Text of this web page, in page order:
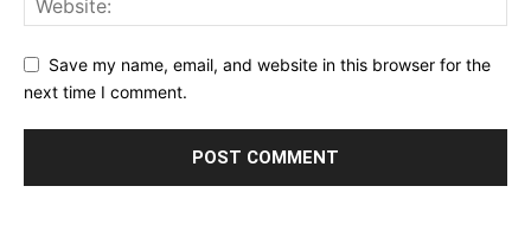
Save my name, email, and website in this browser for the
next time I comment.